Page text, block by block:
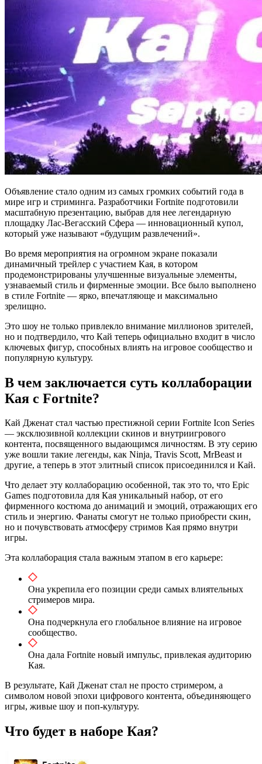
Объявление стало одним из самых громких событий года в
мире игр и стриминга. Разработчики Fortnite подготовили
масштабную презентацию, выбрав для нее легендарную
площадку Лас-Вегасский Сфера — инновационный купол,
который уже называют «будущим развлечений».
Во время мероприятия на огромном экране показали
динамичный трейлер с участием Кая, в котором
продемонстрированы улучшенные визуальные элементы,
узнаваемый стиль и фирменные эмоции. Все было выполнено
в стиле Fortnite — ярко, впечатляюще и максимально
зрелищно.
Это шоу не только привлекло внимание миллионов зрителей,
но и подтвердило, что Кай теперь официально входит в число
ключевых фигур, способных влиять на игровое сообщество и
популярную культуру.
В чем заключается суть коллаборации
Кая с Fortnite?
Кай Дженат стал частью престижной серии Fortnite Icon Series
— эксклюзивной коллекции скинов и внутриигрового
контента, посвященного выдающимся личностям. В эту серию
уже вошли такие легенды, как Ninja, Travis Scott, MrBeast и
другие, а теперь в этот элитный список присоединился и Кай.
Что делает эту коллаборацию особенной, так это то, что Epic
Games подготовила для Кая уникальный набор, от его
фирменного костюма до анимаций и эмоций, отражающих его
стиль и энергию. Фанаты смогут не только приобрести скин,
но и почувствовать атмосферу стримов Кая прямо внутри
игры.
Эта коллаборация стала важным этапом в его карьере:
Она укрепила его позиции среди самых влиятельных
стримеров мира.
Она подчеркнула его глобальное влияние на игровое
сообщество.
Она дала Fortnite новый импульс, привлекая аудиторию
Кая.
В результате, Кай Дженат стал не просто стримером, а
символом новой эпохи цифрового контента, объединяющего
игры, живые шоу и поп-культуру.
Что будет в наборе Кая?